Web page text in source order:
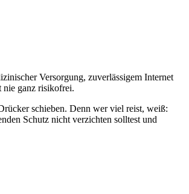
Versorgung, zuverlässigem Internet
nie ganz risikofrei.
schieben. Denn wer viel reist, weiß:
Schutz nicht verzichten solltest und